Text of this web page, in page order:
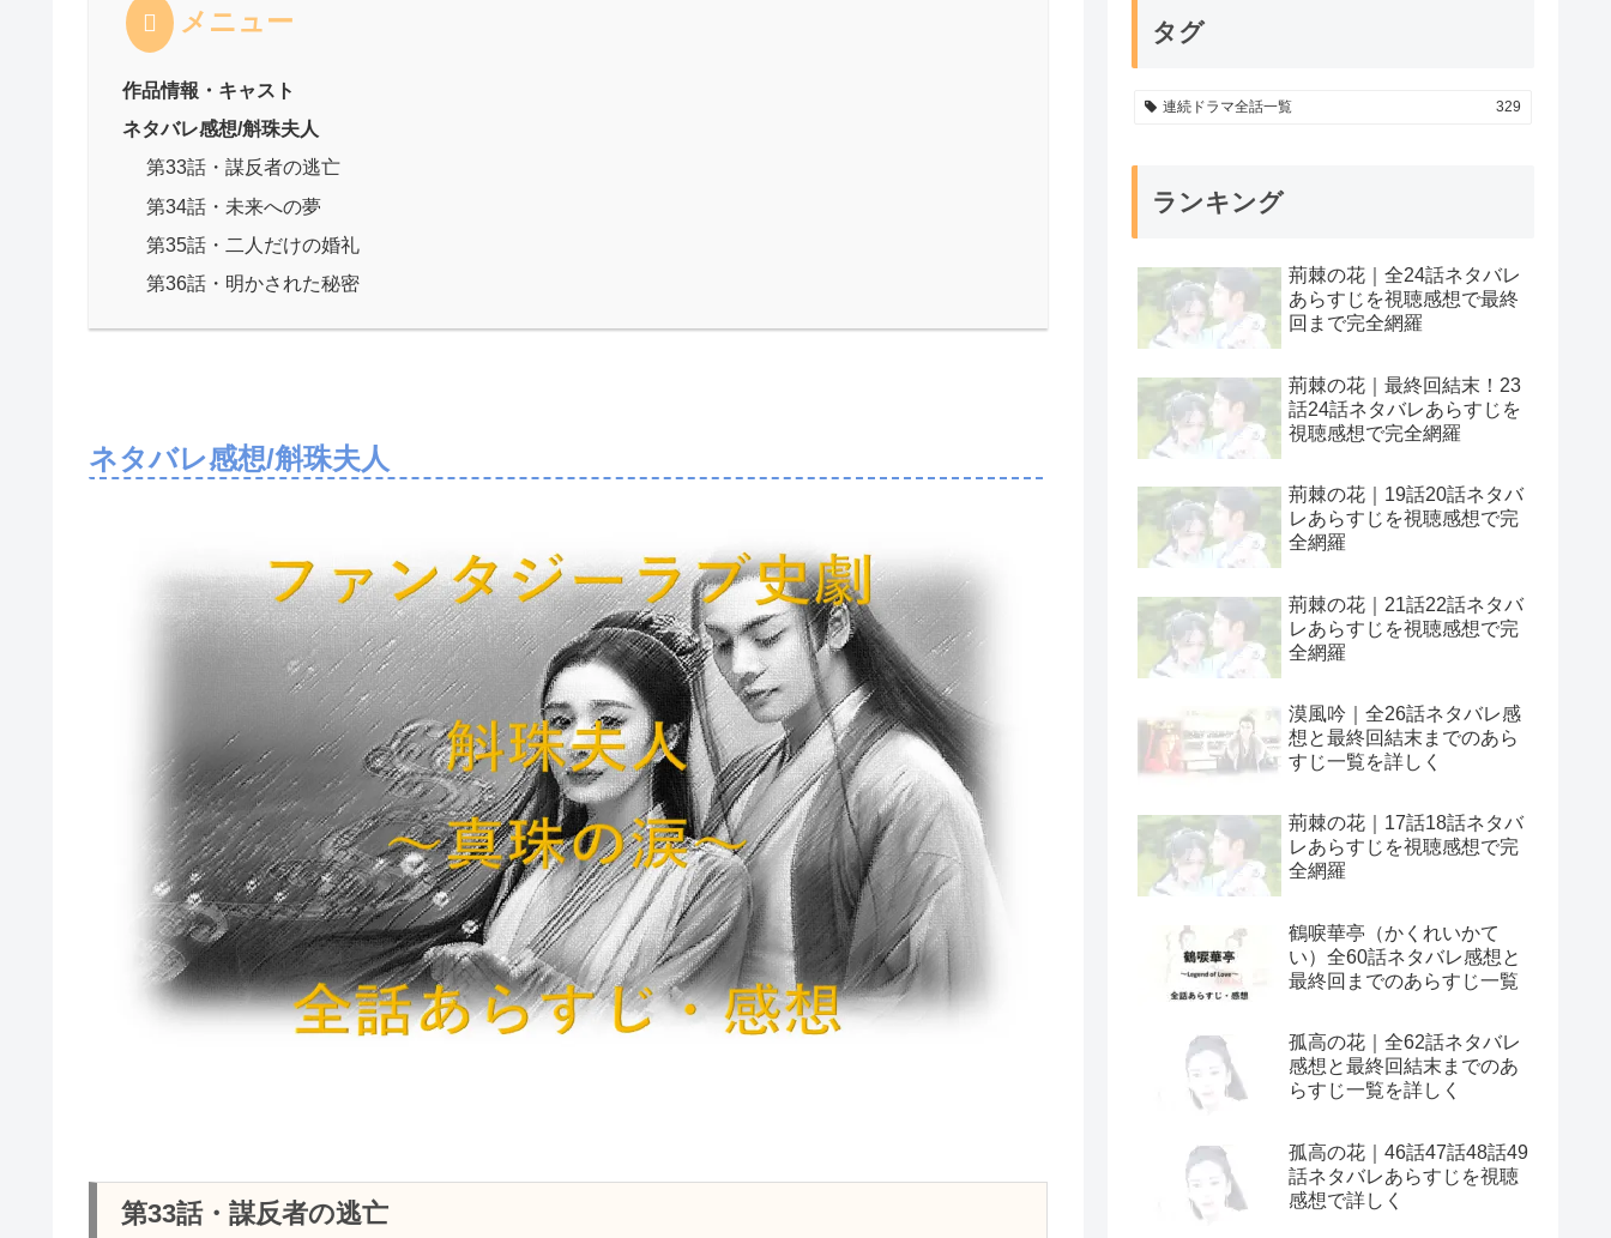
メニュー
作品情報・キャスト
ネタバレ感想/斛珠夫人
第33話・謀反者の逃亡
第34話・未来への夢
第35話・二人だけの婚礼
第36話・明かされた秘密
ネタバレ感想/斛珠夫人
第33話・謀反者の逃亡
タグ
連続ドラマ全話一覧 329
ランキング
荊棘の花｜全24話ネタバレ
あらすじを視聴感想で最終
回まで完全網羅
荊棘の花｜最終回結末！23
話24話ネタバレあらすじを
視聴感想で完全網羅
荊棘の花｜19話20話ネタバ
レあらすじを視聴感想で完
全網羅
荊棘の花｜21話22話ネタバ
レあらすじを視聴感想で完
全網羅
漠風吟｜全26話ネタバレ感
想と最終回結末までのあら
すじ一覧を詳しく
荊棘の花｜17話18話ネタバ
レあらすじを視聴感想で完
全網羅
鶴唳華亭（かくれいかて
い）全60話ネタバレ感想と
最終回までのあらすじ一覧
孤高の花｜全62話ネタバレ
感想と最終回結末までのあ
らすじ一覧を詳しく
孤高の花｜46話47話48話49
話ネタバレあらすじを視聴
感想で詳しく